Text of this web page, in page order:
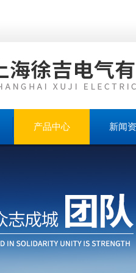
产品中心 新闻